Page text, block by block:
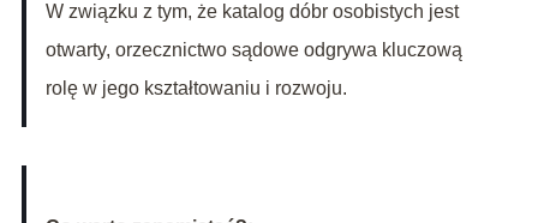
W związku z tym, że katalog dóbr osobistych jest
otwarty, orzecznictwo sądowe odgrywa kluczową
rolę w jego kształtowaniu i rozwoju.